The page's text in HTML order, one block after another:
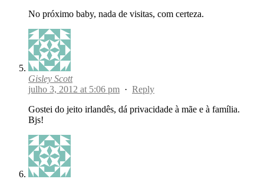
No próximo baby, nada de visitas, com certeza.
Gisley Scott
julho 3, 2012 at 5:06 pm · Reply
Gostei do jeito irlandês, dá privacidade à mãe e à família.
Bjs!